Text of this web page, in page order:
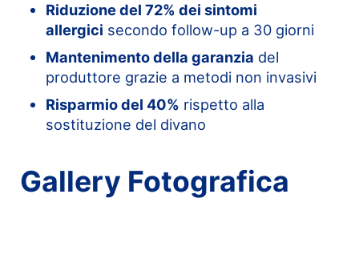
Riduzione del 72% dei sintomi
allergici secondo follow-up a 30 giorni
Mantenimento della garanzia del
produttore grazie a metodi non invasivi
Risparmio del 40% rispetto alla
sostituzione del divano
Gallery Fotografica